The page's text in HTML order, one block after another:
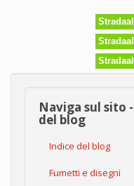
Naviga sul sito
del blog
Indice del blog
Fumetti e disegni